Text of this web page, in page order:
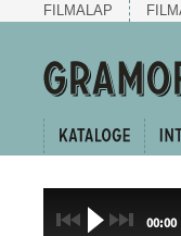
FILMALAP
00:00